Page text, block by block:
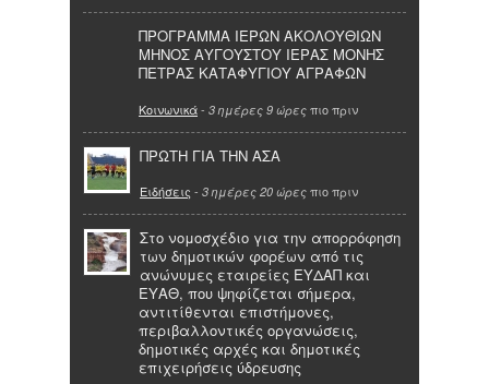
ΠΡΟΓΡΑΜΜΑ ΙΕΡΩΝ ΑΚΟΛΟΥΘΙΩΝ
ΜΗΝΟΣ ΑΥΓΟΥΣΤΟΥ ΙΕΡΑΣ ΜΟΝΗΣ
ΠΕΤΡΑΣ ΚΑΤΑΦΥΓΙΟΥ ΑΓΡΑΦΩΝ
Κοινωνικά- 3 ημέρες 9 ώρες πιο πριν
ΠΡΩΤΗ ΓΙΑ ΤΗΝ ΑΣΑ
Ειδήσεις - 3 ημέρες 20 ώρες πιο πριν
Στο νομοσχέδιο για την απορρόφηση
των δημοτικών φορέων από τις
ανώνυμες εταιρείες ΕΥΔΑΠ και
ΕΥΑΘ, που ψηφίζεται σήμερα,
αντιτίθενται επιστήμονες,
περιβαλλοντικές οργανώσεις,
δημοτικές αρχές και δημοτικές
επιχειρήσεις ύδρευσης